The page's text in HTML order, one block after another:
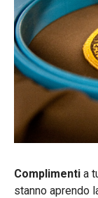
Complimenti a
stanno aprendo